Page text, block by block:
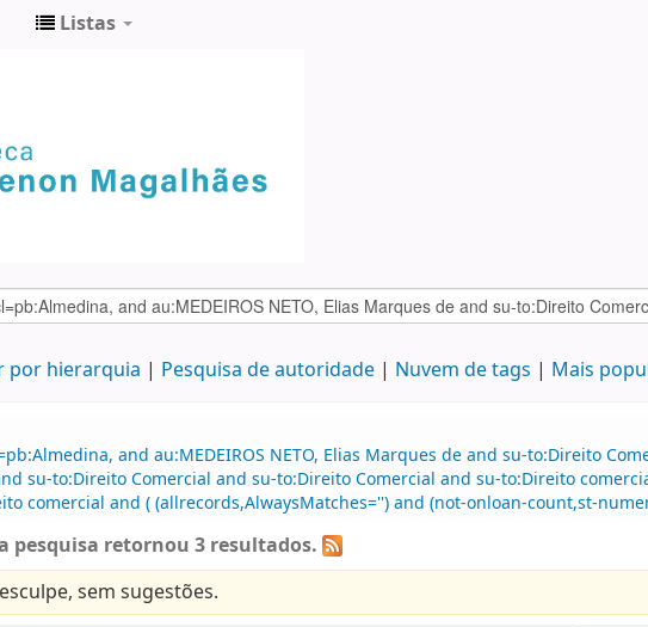
Listas
por hierarquia Pesquisa de autoridade Nuvem de tags Mais
and au:MEDEIROS NETO, Elias Marques de and su-to:Direito
su-to:Direito Comercial and su-to:Direito Comercial and su-to:Direito
comercial and ( (allrecords,AlwaysMatches='') and (not-onloan-count,st-
pesquisa retornou 3 resultados.
sem sugestões.